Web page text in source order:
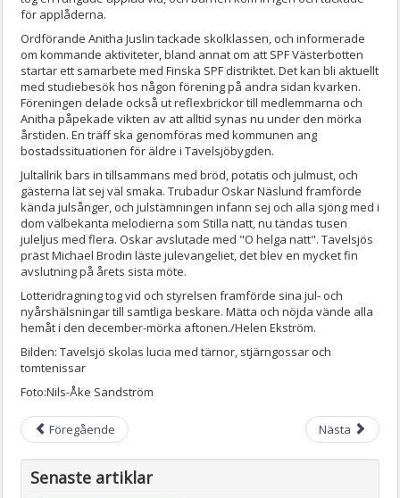
för applåderna.
Ordförande Anitha Juslin tackade skolklassen, och informerade
om kommande aktiviteter, bland annat om att SPF Västerbotten
startar ett samarbete med Finska SPF distriktet. Det kan bli aktuellt
med studiebesök hos någon förening på andra sidan kvarken.
Föreningen delade också ut reflexbrickor till medlemmarna och
Anitha påpekade vikten av att alltid synas nu under den mörka
årstiden. En träff ska genomföras med kommunen ang
bostadssituationen för äldre i Tavelsjöbygden.
Jultallrik bars in tillsammans med bröd, potatis och julmust, och
gästerna lät sej väl smaka. Trubadur Oskar Näslund framförde
kända julsånger, och julstämningen infann sej och alla sjöng med i
dom välbekanta melodierna som Stilla natt, nu tändas tusen
juleljus med flera. Oskar avslutade med "O helga natt". Tavelsjös
präst Michael Brodin läste julevangeliet, det blev en mycket fin
avslutning på årets sista möte.
Lotteridragning tog vid och styrelsen framförde sina jul- och
nyårshälsningar till samtliga beskare. Mätta och nöjda vände alla
hemåt i den december-mörka aftonen./Helen Ekström.
Bilden: Tavelsjö skolas lucia med tärnor, stjärngossar och
tomtenissar
Foto:Nils-Åke Sandström
Föregående Nästa
Senaste artiklar